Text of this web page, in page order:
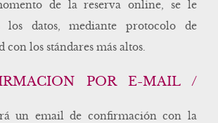
de la reserva online, se le
los datos, mediante protocolo de
con los stándares más altos.
POR E-MAIL /
un email de confirmación con la